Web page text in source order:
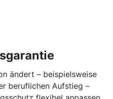
ändert – beispielsweise
beruflichen Aufstieg –